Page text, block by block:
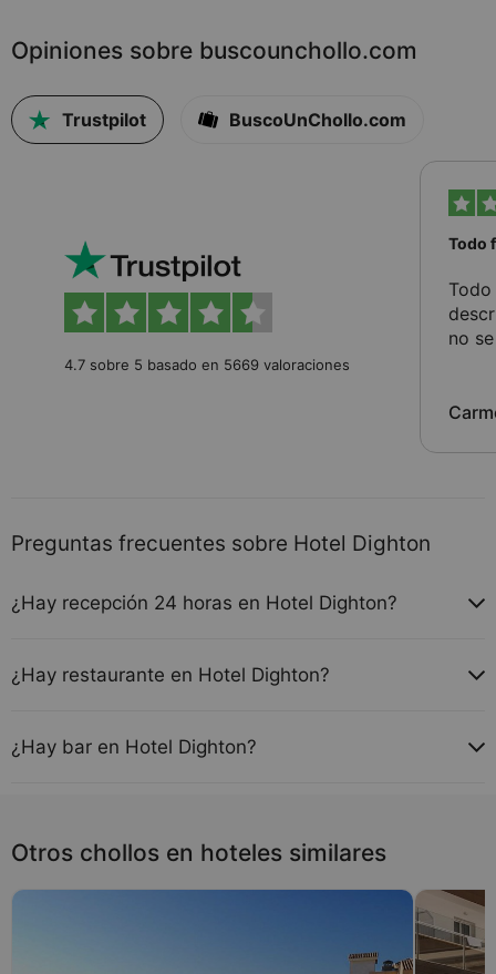
Opiniones sobre buscounchollo.com
Trustpilot BuscoUnChollo.com
4.7 sobre 5 basado en 5669 valoraciones
Todo
no
Preguntas frecuentes sobre Hotel Dighton
¿Hay recepción 24 horas en Hotel Dighton?
¿Hay restaurante en Hotel Dighton?
¿Hay bar en Hotel Dighton?
Otros chollos en hoteles similares